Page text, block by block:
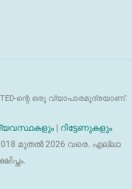
ന്റെ ഒരു വ്യാപാരമുദ്രയാണ്.
| റിട്ടേണുകളും
മുതൽ 2026 വരെ. എല്ലാ